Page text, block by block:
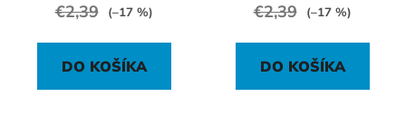
€2,39 (–17 %)
DO KOŠÍKA
€2,39 (–17 %)
DO KOŠÍKA